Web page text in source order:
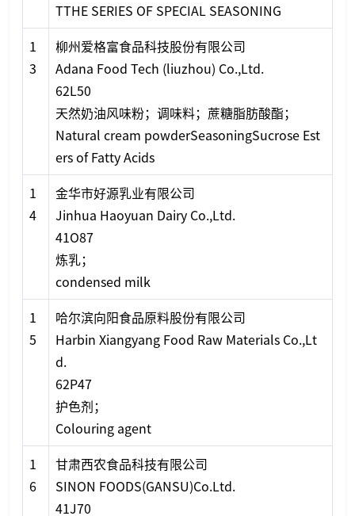
TTHE SERIES OF SPECIAL SEASONING
1
3
柳州爱格富食品科技股份有限公司
Adana Food Tech (liuzhou) Co.,Ltd.
62L50
天然奶油风味粉；调味料；蔗糖脂肪酸酯；
Natural cream powderSeasoningSucrose Est
ers of Fatty Acids
1
4
金华市好源乳业有限公司
Jinhua Haoyuan Dairy Co.,Ltd.
41O87
炼乳；
condensed milk
1
5
哈尔滨向阳食品原料股份有限公司
Harbin Xiangyang Food Raw Materials Co.,Lt
d.
62P47
护色剂；
Colouring agent
1
6
甘肃西农食品科技有限公司
SINON FOODS(GANSU)Co.Ltd.
41J70